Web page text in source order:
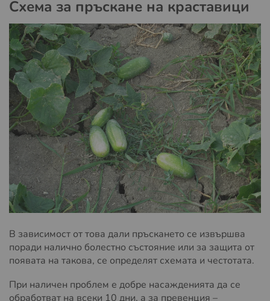
Схема за пръскане на краставици
В зависимост от това дали пръскането се извършва
поради налично болестно състояние или за защита от
появата на такова, се определят схемата и честотата.
При наличен проблем е добре насажденията да се
обработват на всеки 10 дни, а за превенция –